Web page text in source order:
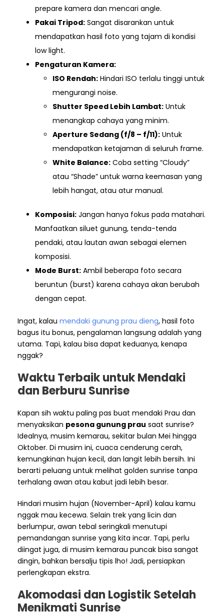
prepare kamera dan mencari angle.
Pakai Tripod: Sangat disarankan untuk
mendapatkan hasil foto yang tajam di kondisi
low light.
Pengaturan Kamera:
ISO Rendah: Hindari ISO terlalu tinggi untuk
mengurangi noise.
Shutter Speed Lebih Lambat: Untuk
menangkap cahaya yang minim.
Aperture Sedang (f/8 – f/11): Untuk
mendapatkan ketajaman di seluruh frame.
White Balance: Coba setting “Cloudy”
atau “Shade” untuk warna keemasan yang
lebih hangat, atau atur manual.
Komposisi: Jangan hanya fokus pada matahari.
Manfaatkan siluet gunung, tenda-tenda
pendaki, atau lautan awan sebagai elemen
komposisi.
Mode Burst: Ambil beberapa foto secara
beruntun (burst) karena cahaya akan berubah
dengan cepat.
Ingat, kalau mendaki gunung prau dieng, hasil foto
bagus itu bonus, pengalaman langsung adalah yang
utama. Tapi, kalau bisa dapat keduanya, kenapa
nggak?
Waktu Terbaik untuk Mendaki
dan Berburu Sunrise
Kapan sih waktu paling pas buat mendaki Prau dan
menyaksikan pesona gunung prau saat sunrise?
Idealnya, musim kemarau, sekitar bulan Mei hingga
Oktober. Di musim ini, cuaca cenderung cerah,
kemungkinan hujan kecil, dan langit lebih bersih. Ini
berarti peluang untuk melihat golden sunrise tanpa
terhalang awan atau kabut jadi lebih besar.
Hindari musim hujan (November-April) kalau kamu
nggak mau kecewa. Selain trek yang licin dan
berlumpur, awan tebal seringkali menutupi
pemandangan sunrise yang kita incar. Tapi, perlu
diingat juga, di musim kemarau puncak bisa sangat
dingin, bahkan bersalju tipis lho! Jadi, persiapkan
perlengkapan ekstra.
Akomodasi dan Logistik Setelah
Menikmati Sunrise